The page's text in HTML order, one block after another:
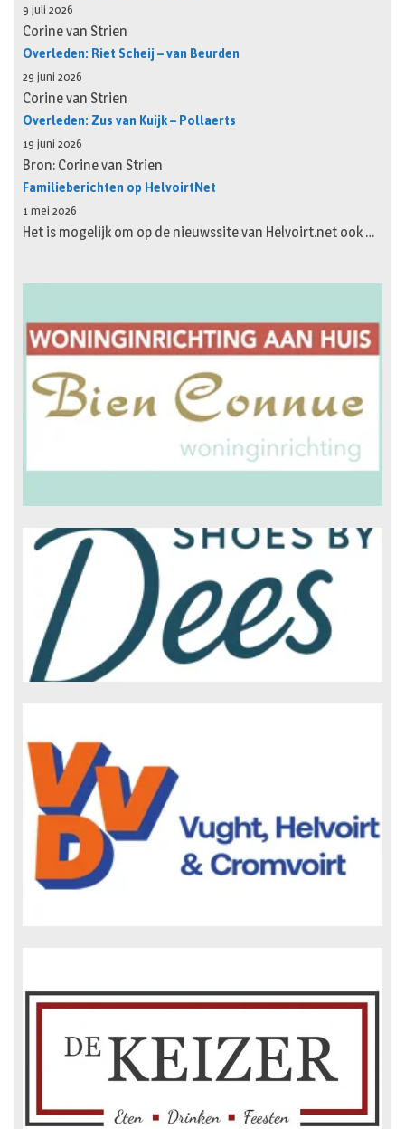
9 juli 2026
Corine van Strien
Overleden: Riet Scheij – van Beurden
29 juni 2026
Corine van Strien
Overleden: Zus van Kuijk – Pollaerts
19 juni 2026
Bron: Corine van Strien
Familieberichten op HelvoirtNet
1 mei 2026
Het is mogelijk om op de nieuwssite van Helvoirt.net ook …